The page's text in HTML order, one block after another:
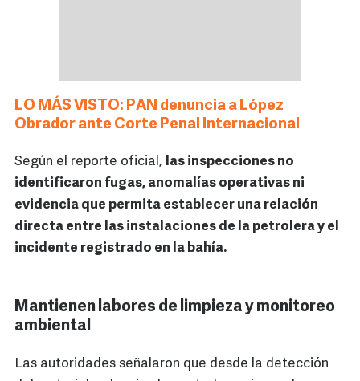
LO MÁS VISTO: PAN denuncia a López
Obrador ante Corte Penal Internacional
Según el reporte oficial, las inspecciones no
identificaron fugas, anomalías operativas ni
evidencia que permita establecer una relación
directa entre las instalaciones de la petrolera y el
incidente registrado en la bahía.
Mantienen labores de limpieza y monitoreo
ambiental
Las autoridades señalaron que desde la detección